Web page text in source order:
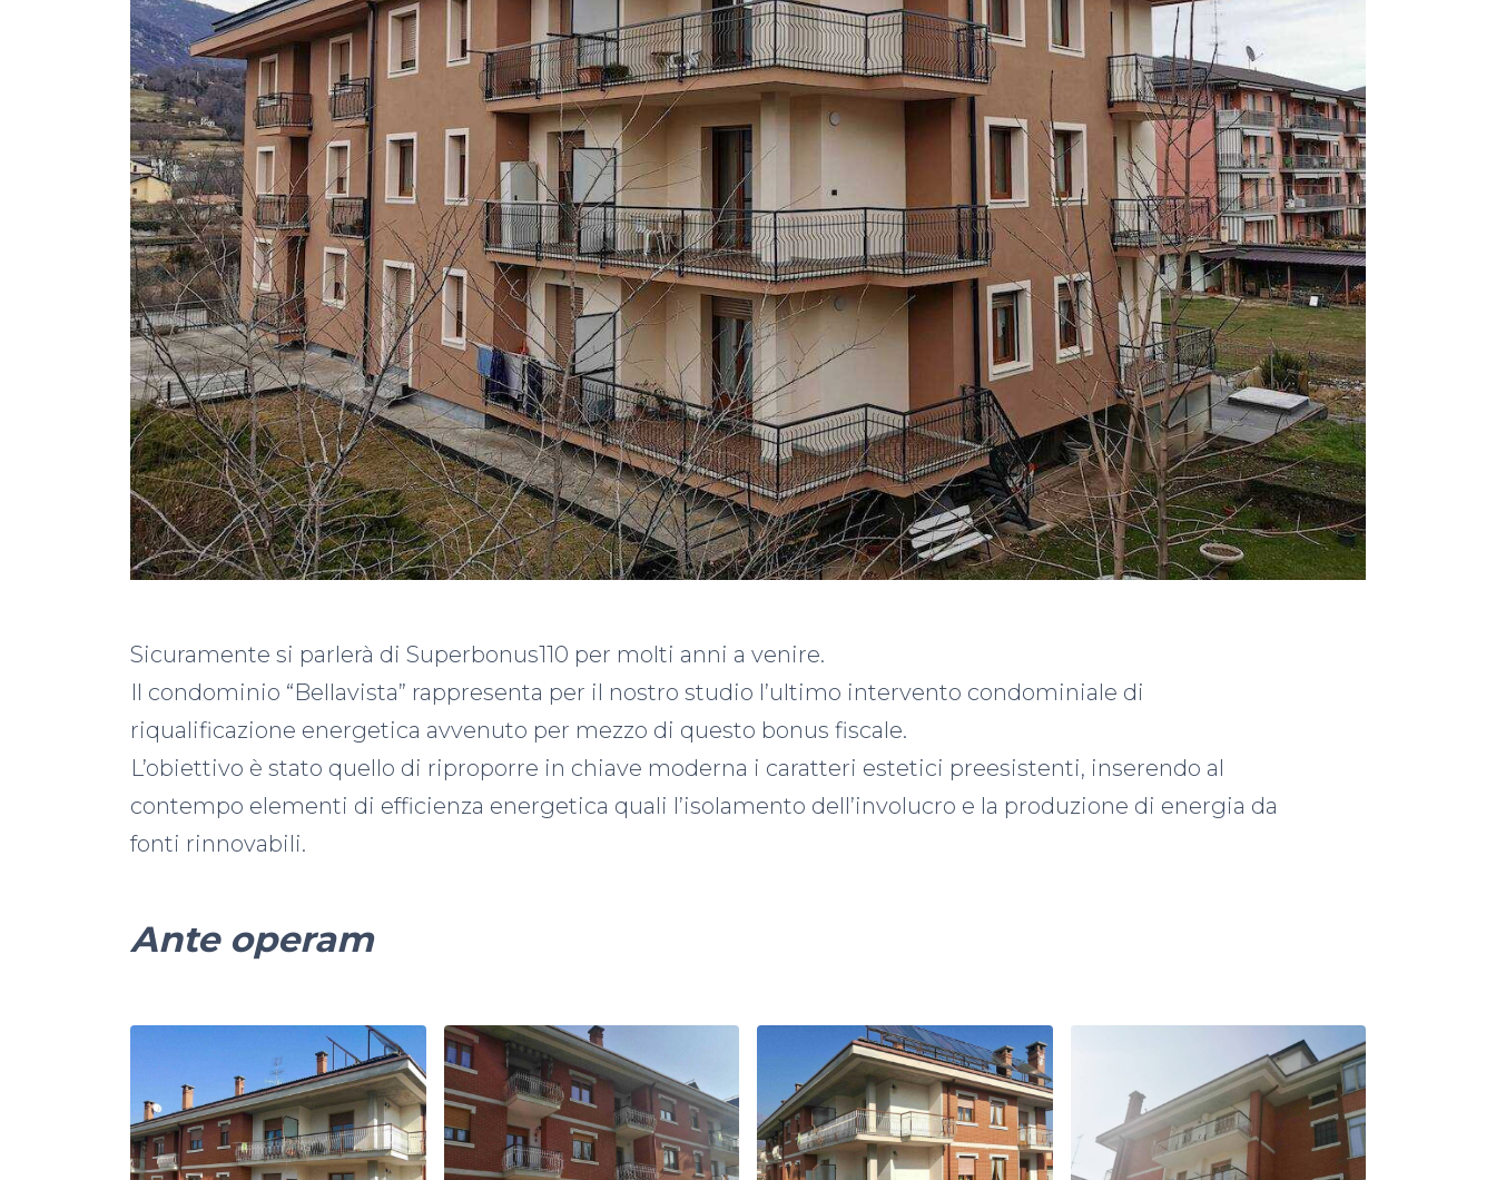
Sicuramente si parlerà di Superbonus110 per molti anni a venire.
Il condominio “Bellavista” rappresenta per il nostro studio l’ultimo intervento condominiale di
riqualificazione energetica avvenuto per mezzo di questo bonus fiscale.
L’obiettivo è stato quello di riproporre in chiave moderna i caratteri estetici preesistenti, inserendo al
contempo elementi di efficienza energetica quali l’isolamento dell’involucro e la produzione di energia da
fonti rinnovabili.
Ante operam